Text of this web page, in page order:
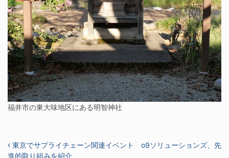
福井市の東大味地区にある明智神社
投稿ナビゲーション
東京でサプライチェーン関連イベント o9ソリューションズ、先
進的取り組みを紹介